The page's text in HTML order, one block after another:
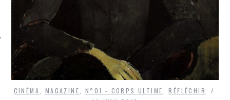
CINÉMA MAGAZINE N°01 - CORPS ULTIME ,RÉFLÉCHIR